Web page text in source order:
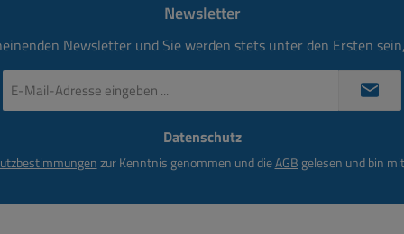
.....
Newsletter
Newsletter und Sie werden stets unter den Ersten
Mail-
Datenschutz
zur Kenntnis genommen und dieAGB gelesen und bin